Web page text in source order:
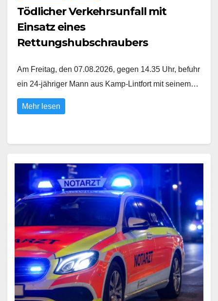
Tödlicher Verkehrsunfall mit
Einsatz eines
Rettungshubschraubers
Am Freitag, den 07.08.2026, gegen 14.35 Uhr, befuhr
ein 24-jähriger Mann aus Kamp-Lintfort mit seinem…
Mehr lesen